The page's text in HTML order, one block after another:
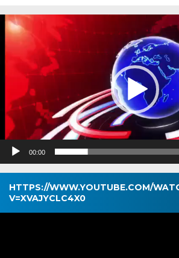
Pemutar
Video
00:00
HTTPS://WWW.YOUTUBE.COM/
V=XVAJYCLC4X0
Pemutar